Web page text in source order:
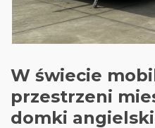
W świecie
przestrzeni
domki